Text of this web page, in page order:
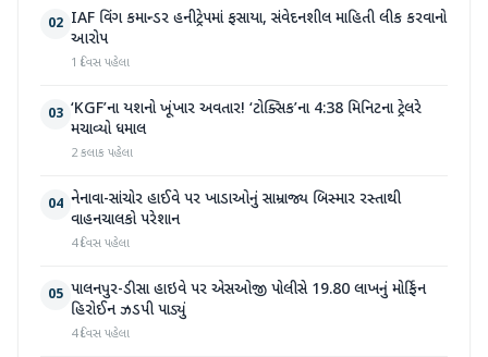
02 IAF વિંગ કમાન્ડર હનીટ્રેપમાં ફસાયા, સંવેદનશીલ માહિતી લીક કરવાનો
આરોપ
1 દિવસ પહેલા
03 ‘KGF’ના યશનો ખૂંખાર અવતાર! ‘ટોક્સિક’ના 4:38 મિનિટના ટ્રેલરે
મચાવ્યો ધમાલ
2 કલાક પહેલા
04 નેનાવા-સાંચોર હાઈવે પર ખાડાઓનું સામ્રાજ્ય બિસ્માર રસ્તાથી
વાહનચાલકો પરેશાન
4 દિવસ પહેલા
05 પાલનપુર-ડીસા હાઇવે પર એસઓજી પોલીસે 19.80 લાખનું મોર્ફિન
હિરોઈન ઝડપી પાડ્યું
4 દિવસ પહેલા